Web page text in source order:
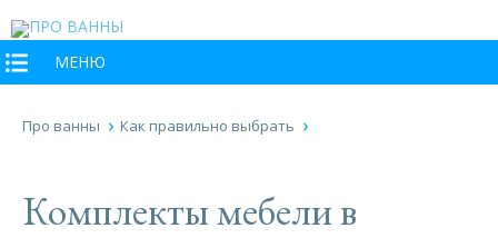
МЕНЮ
Про ванны Как правильно выбрать
Комплекты мебели в